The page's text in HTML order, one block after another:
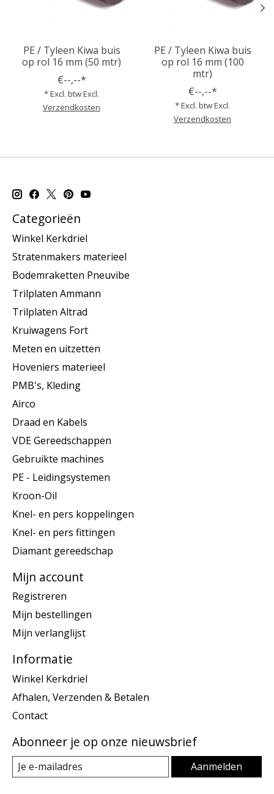
PE / Tyleen Kiwa buis
op rol 16 mm (50 mtr)
€--,--*
* Excl. btw Excl.
Verzendkosten
PE / Tyleen Kiwa buis
op rol 16 mm (100
mtr)
€--,--*
* Excl. btw Excl.
Verzendkosten
Categorieën
Winkel Kerkdriel
Stratenmakers materieel
Bodemraketten Pneuvibe
Trilplaten Ammann
Trilplaten Altrad
Kruiwagens Fort
Meten en uitzetten
Hoveniers materieel
PMB's, Kleding
Airco
Draad en Kabels
VDE Gereedschappen
Gebruikte machines
PE - Leidingsystemen
Kroon-Oil
Knel- en pers koppelingen
Knel- en pers fittingen
Diamant gereedschap
Mijn account
Registreren
Mijn bestellingen
Mijn verlanglijst
Informatie
Winkel Kerkdriel
Afhalen, Verzenden & Betalen
Contact
Abonneer je op onze nieuwsbrief
Aanmelden